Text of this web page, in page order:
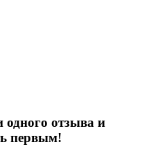
одного отзыва и
первым!